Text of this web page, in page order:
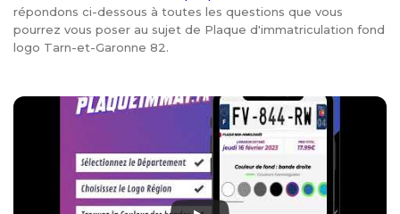
répondons ci-dessous à toutes les questions que vous
pourrez vous poser au sujet de Plaque d'immatriculation fond
logo Tarn-et-Garonne 82.